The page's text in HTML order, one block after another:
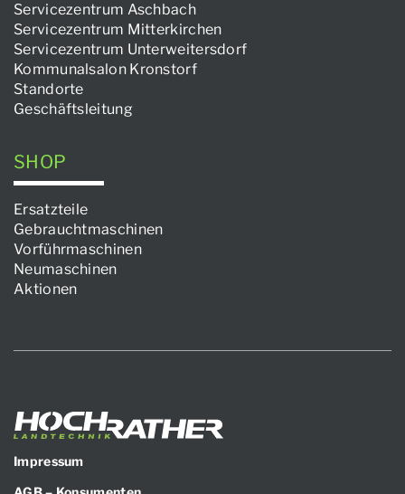
Servicezentrum Aschbach
Servicezentrum Mitterkirchen
Servicezentrum Unterweitersdorf
Kommunalsalon Kronstorf
Standorte
Geschäftsleitung
SHOP
Ersatzteile
Gebrauchtmaschinen
Vorführmaschinen
Neumaschinen
Aktionen
Impressum